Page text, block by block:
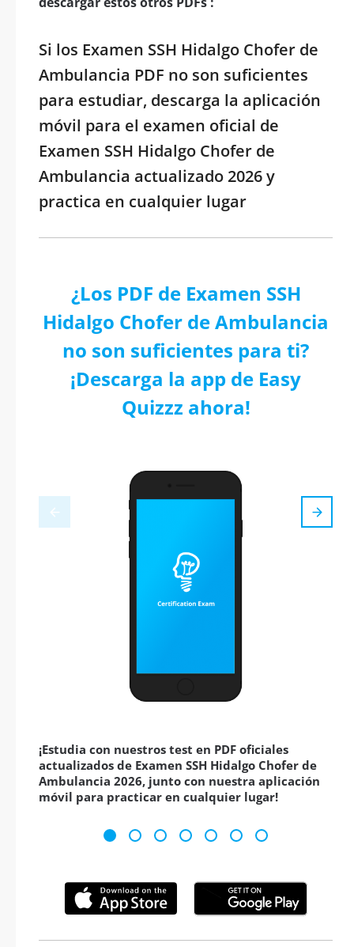
Si los Examen SSH Hidalgo Chofer de
Ambulancia PDF no son suficientes
para estudiar, descarga la aplicación
móvil para el examen oficial de
Examen SSH Hidalgo Chofer de
Ambulancia actualizado 2026 y
practica en cualquier lugar
¿Los PDF de Examen SSH
Hidalgo Chofer de Ambulancia
no son suficientes para ti?
¡Descarga la app de Easy
Quizzz ahora!
¡Estudia con nuestros test en PDF oficiales
actualizados de Examen SSH Hidalgo Chofer de
Ambulancia 2026, junto con nuestra aplicación
móvil para practicar en cualquier lugar!